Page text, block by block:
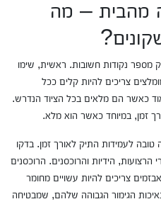
מהבית – מה
מספר נקודות חשובות. ראשית, שימו
צריכים להיות קלים ככל
כאשר הם מלאים בכל הציוד הנדרש.
זמן, במיוחד כאשר הוא מלא.
טובה לעמידות התיק לאורך זמן. בדקו
הרצועות, הידיות והרוכסנים. הרוכסנים
צריכים להיות עשויים מחומר
הגימור הגבוהה שלהם, שמבטיחה